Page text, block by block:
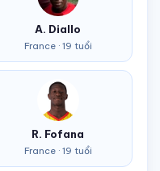
A. Diallo
France · 19 tuổi
R. Fofana
France · 19 tuổi